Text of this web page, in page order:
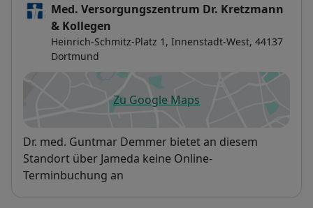
Med. Versorgungszentrum Dr. Kretzmann
& Kollegen
Heinrich-Schmitz-Platz 1, Innenstadt-West, 44137
Dortmund
Zu Google Mapsöffnet in einer neuen
Verfügbarkeit
Dr. med. Guntmar Demmer bietet an diesem
Standort über Jameda keine Online-
Terminbuchung an